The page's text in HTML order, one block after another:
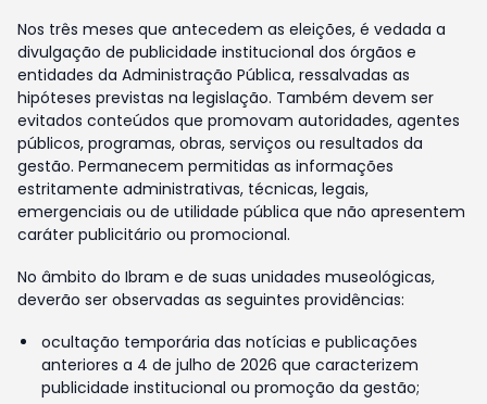
Nos três meses que antecedem as eleições, é vedada a
divulgação de publicidade institucional dos órgãos e
entidades da Administração Pública, ressalvadas as
hipóteses previstas na legislação. Também devem ser
evitados conteúdos que promovam autoridades, agentes
públicos, programas, obras, serviços ou resultados da
gestão. Permanecem permitidas as informações
estritamente administrativas, técnicas, legais,
emergenciais ou de utilidade pública que não apresentem
caráter publicitário ou promocional.
No âmbito do Ibram e de suas unidades museológicas,
deverão ser observadas as seguintes providências:
ocultação temporária das notícias e publicações
anteriores a 4 de julho de 2026 que caracterizem
publicidade institucional ou promoção da gestão;